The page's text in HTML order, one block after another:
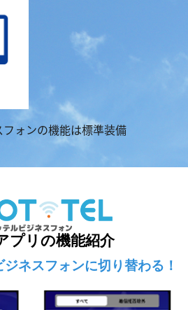
ォンの機能は標準装備
プリの機能紹介
ネスフォンに切り替わる！